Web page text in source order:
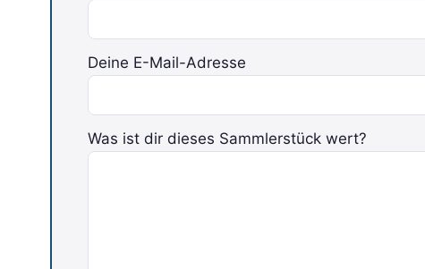
Deine E-Mail-Adresse
Bitte lasse dieses Feld leer.
Was ist dir dieses Sammlerstück wert?